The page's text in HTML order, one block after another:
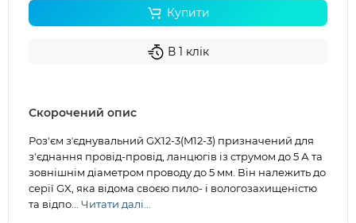
Купити
В 1 клік
Скорочений опис
Роз'єм зʼєднувальний GX12-3(M12-3) призначений для
з'єднання провід-провід, ланцюгів із струмом до 5 А та
зовнішнім діаметром проводу до 5 мм. Він належить до
серії GX, яка відома своєю пило- і вологозахищеністю
та відпо... Читати далі...